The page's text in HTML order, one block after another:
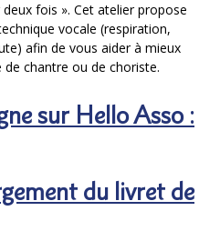
fois ». Cet atelier propose
vocale (respiration,
afin de vous aider à mieux
chantre ou de choriste.
sur Hello Asso :
du livret de